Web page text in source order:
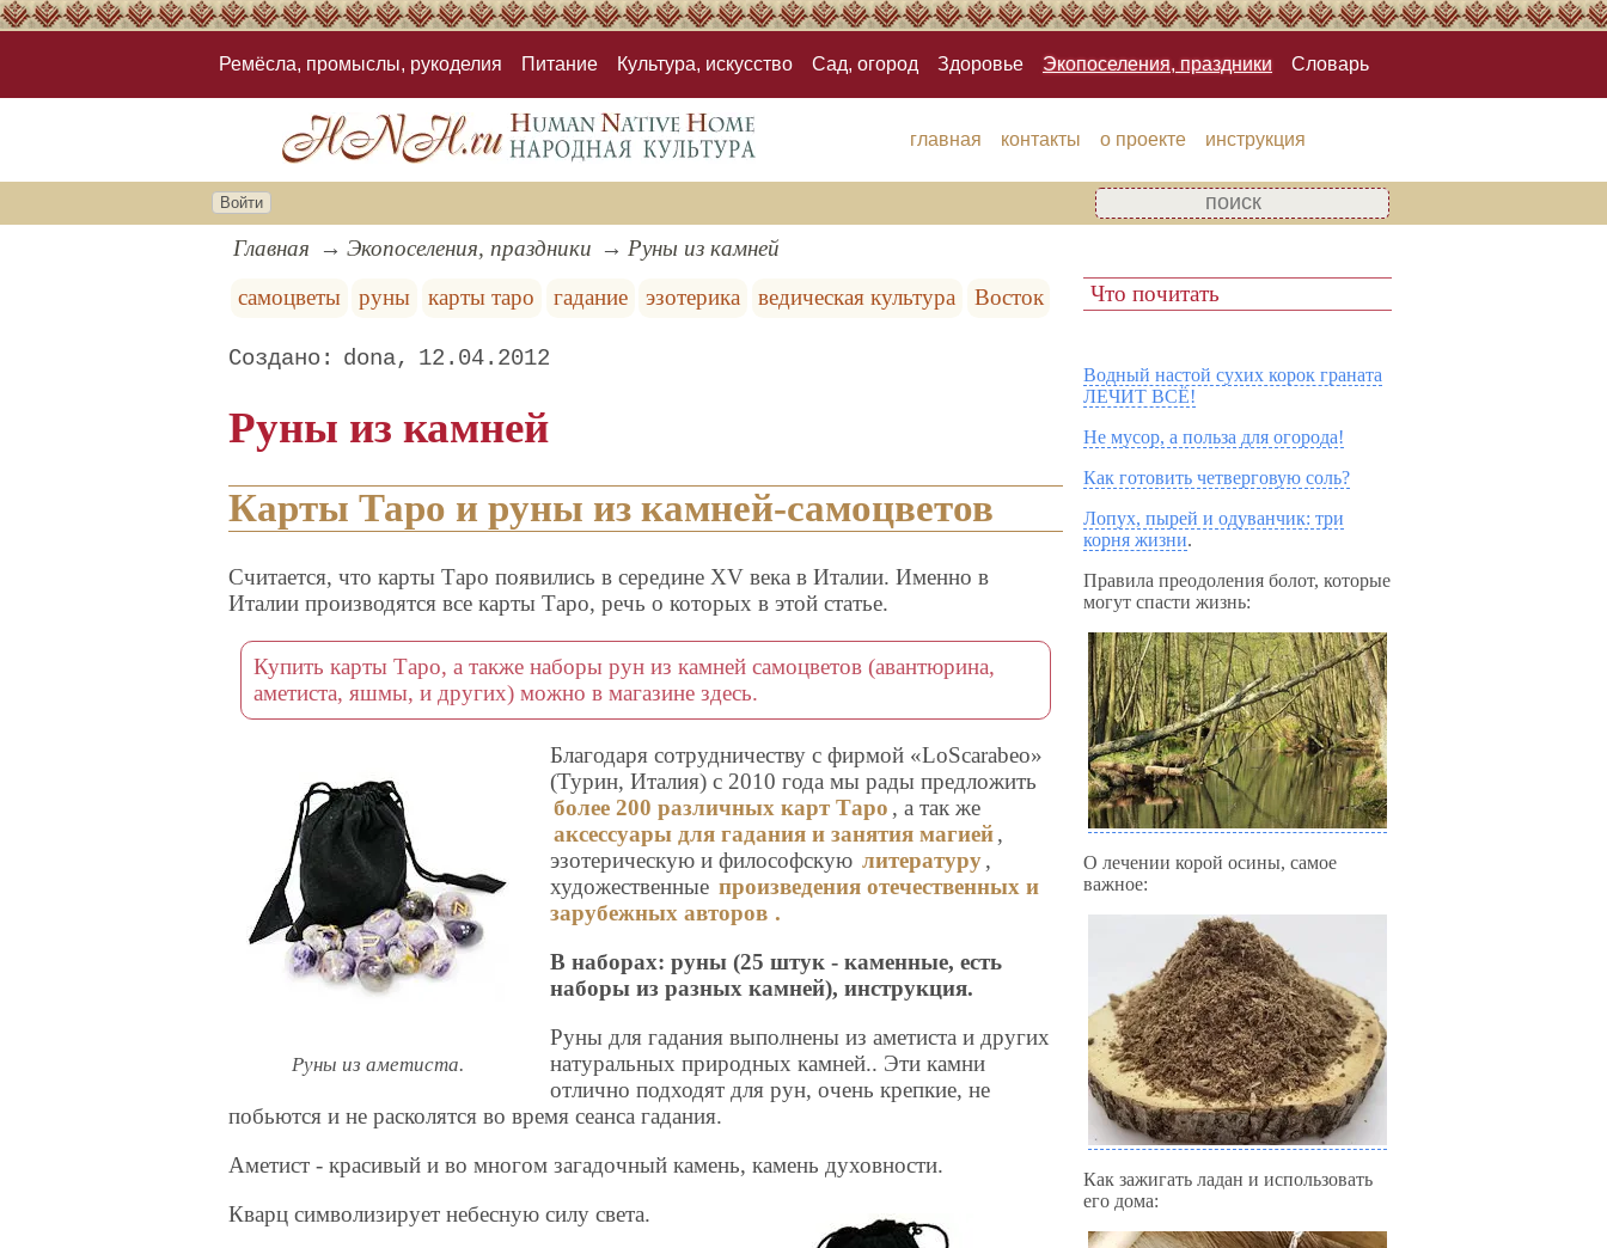
Ремёсла, промыслы, рукоделия Питание Культура, искусство Сад, огород Здоровье Экопоселения, праздники Словарь
главная контакты о проекте инструкция
Войти
Главная Экопоселения, праздники
Руны из камней
самоцветы
руны карты таро гадание эзотерика ведическая культура Восток
dona 12.04.2012
Руны из камней
Карты Таро и руны из камней-самоцветов
Считается, что карты Таро появились в середине XV века в Италии. Именно в
Италии производятся все карты Таро, речь о которых в этой статье.
Купить карты Таро, а также наборы рун из камней самоцветов (авантюрина,
аметиста, яшмы, и других) можно в магазине здесь.
Руны из аметиста.
Благодаря сотрудничеству с фирмой «LoScarabeo»
(Турин, Италия) с 2010 года мы рады предложить
более 200 различных карт Таро , а так же
аксессуары для гадания и занятия магией,
эзотерическую и философскую литературу,
художественные произведения отечественных и
зарубежных авторов .
В наборах: руны (25 штук - каменные, есть
наборы из разных камней), инструкция.
Руны для гадания выполнены из аметиста и других
натуральных природных камней.. Эти камни
отлично подходят для рун, очень крепкие, не
побьются и не расколятся во время сеанса гадания.
Аметист - красивый и во многом загадочный камень, камень духовности.
Кварц символизирует небесную силу света.
Что почитать
Водный настой сухих корок граната
ЛЕЧИТ ВСЁ!
Не мусор, а польза для огорода!
Как готовить четверговую соль?
Лопух, пырей и одуванчик: три
корня жизни.
Правила преодоления болот, которые
могут спасти жизнь:
О лечении корой осины, самое
важное:
Как зажигать ладан и использовать
его дома: